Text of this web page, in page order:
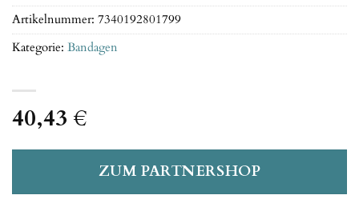
40,43 €
ZUM PARTNERSHOP
Artikelnummer: 7340192801799
Kategorie: Bandagen